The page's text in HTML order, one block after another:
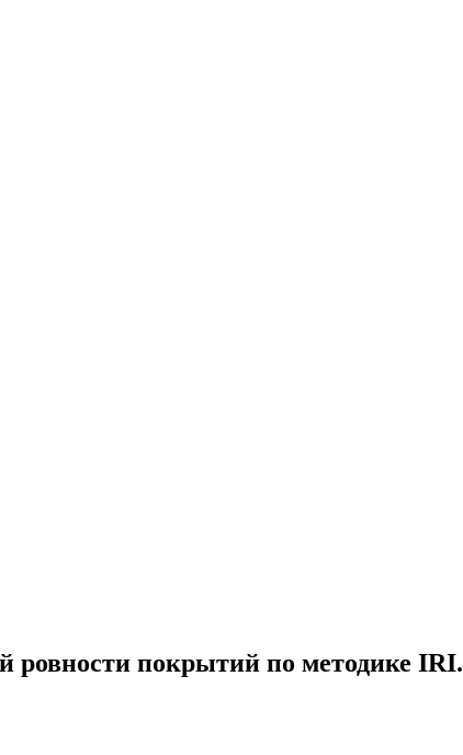
ровности покрытий по методике IRI.